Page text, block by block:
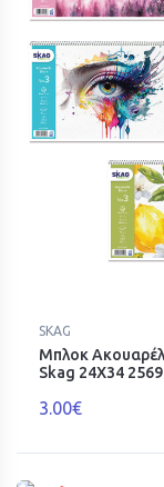
SKAG
Μπλοκ
Skag 24X34
3.00€